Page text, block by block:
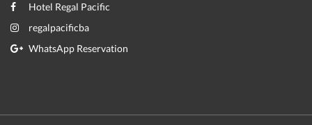
Hotel Regal Pacific
regalpacificba
WhatsApp Reservation